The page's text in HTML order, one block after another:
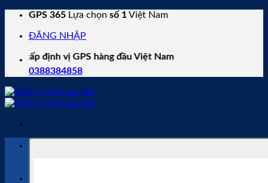
Skip
content
GPS 365 Lựa chọn số 1Việt Nam
ĐĂNG NHẬP
vị GPS hàng đầu Việt Nam
0388384858